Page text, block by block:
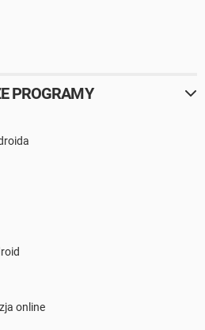
PROGRAMY
online